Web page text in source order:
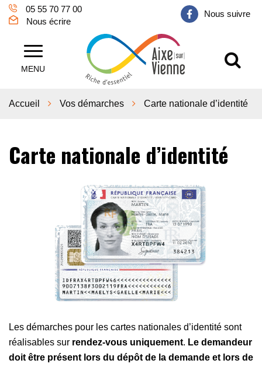
Gestion des traceurs
05 55 70 77 00
Nous écrire
Nous suivre
MENU Aixe sur Vienne
Accueil Vos démarches Carte nationale d’identité
Carte nationale d’identité
Les démarches pour les cartes nationales d’identité sont
réalisables sur rendez-vous uniquement. Le demandeur
doit être présent lors du dépôt de la demande et lors de